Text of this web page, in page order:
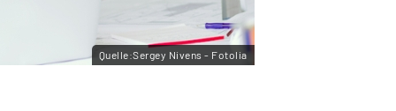
Quelle:Sergey Nivens - Fotolia